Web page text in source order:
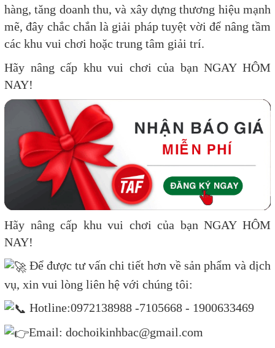
hàng, tăng doanh thu, và xây dựng thương hiệu mạnh
mẽ, đây chắc chắn là giải pháp tuyệt vời để nâng tầm
các khu vui chơi hoặc trung tâm giải trí.
Hãy nâng cấp khu vui chơi của bạn NGAY HÔM
NAY!
Hãy nâng cấp khu vui chơi của bạn NGAY HÔM
NAY!
Để được tư vấn chi tiết hơn về sản phẩm và dịch
vụ, xin vui lòng liên hệ với chúng tôi:
Hotline:0972138988 -7105668 - 1900633469
Email: dochoikinhbac@gmail.com